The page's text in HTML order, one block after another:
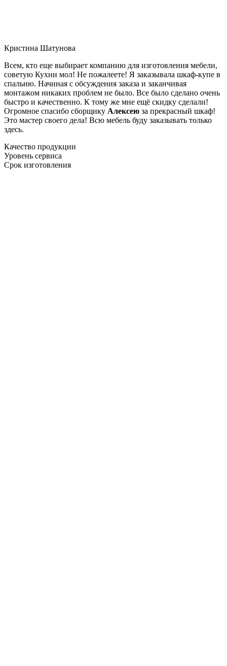
Кристина Шатунова
Всем, кто еще выбирает компанию для изготовления мебели,
советую Кухни мол! Не пожалеете! Я заказывала шкаф-купе в
спальню. Начиная с обсуждения заказа и заканчивая
монтажом никаких проблем не было. Все было сделано очень
быстро и качественно. К тому же мне ещё скидку сделали!
Огромное спасибо сборщику Алексею за прекрасный шкаф!
Это мастер своего дела! Всю мебель буду заказывать только
здесь.
Качество продукции
Уровень сервиса
Срок изготовления